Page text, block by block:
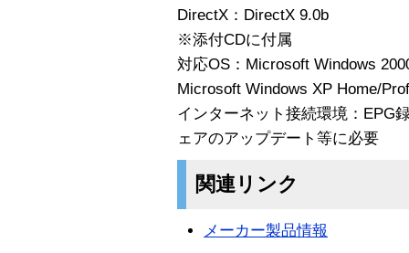
DirectX：DirectX 9.0b
※添付CDに付属
対応OS：Microsoft Windows
Microsoft Windows XP Home/
インターネット接続環境：EPG
ェアのアップデート等に必要
関連リンク
メーカー製品情報